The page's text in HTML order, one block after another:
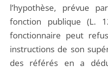
l’hypothèse, prévue
fonction publique (L.
fonctionnaire peut
instructions de son
des référés en a